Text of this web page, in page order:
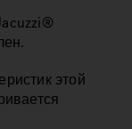
этой